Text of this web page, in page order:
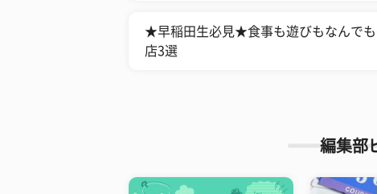
★早稲田生必見★食事も遊びもなんで
店3選
編集部